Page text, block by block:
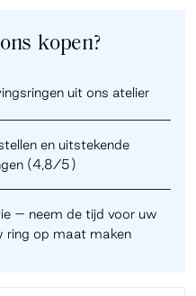
kopen?
uit ons atelier
en uitstekende
(4,8/5)
– neem de tijd voor uw
ring op maat maken